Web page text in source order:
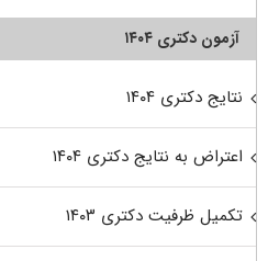
آزمون دکتری ۱۴۰۴
نتایج دکتری ۱۴۰۴
اعتراض به نتایج دکتری ۱۴۰۴
تکمیل ظرفیت دکتری ۱۴۰۳